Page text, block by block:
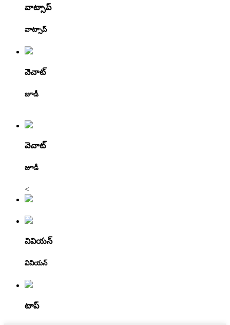
వాట్సాప్
వాట్సాప్
వెచాట్
జూడీ
వెచాట్
జూడీ
<
వివియన్
వివియన్
టాప్